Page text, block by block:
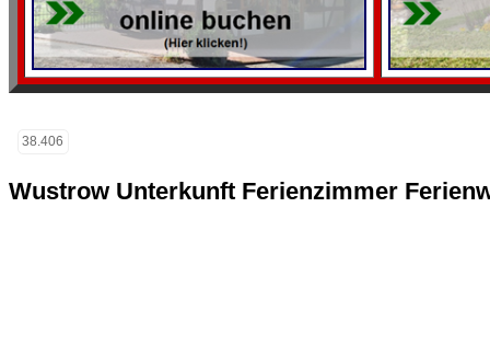
38.406
Wustrow Unterkunft Ferienzimmer